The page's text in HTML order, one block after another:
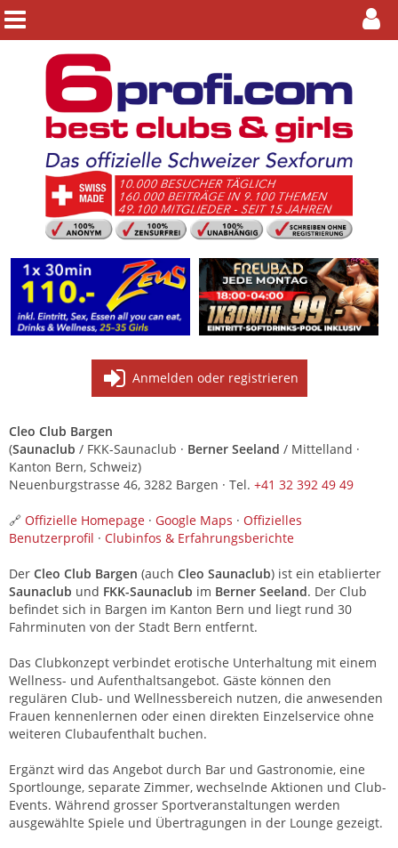
Anmelden oder registrieren
Cleo Club Bargen
(Saunaclub / FKK-Saunaclub · Berner Seeland / Mittelland ·
Kanton Bern, Schweiz)
Neuenburgstrasse 46, 3282 Bargen · Tel. +41 32 392 49 49
🔗 Offizielle Homepage · Google Maps · Offizielles
Benutzerprofil · Clubinfos & Erfahrungsberichte
Der Cleo Club Bargen (auch Cleo Saunaclub) ist ein etablierter
Saunaclub und FKK-Saunaclub im Berner Seeland. Der Club
befindet sich in Bargen im Kanton Bern und liegt rund 30
Fahrminuten von der Stadt Bern entfernt.
Das Clubkonzept verbindet erotische Unterhaltung mit einem
Wellness- und Aufenthaltsangebot. Gäste können den
regulären Club- und Wellnessbereich nutzen, die anwesenden
Frauen kennenlernen oder einen direkten Einzelservice ohne
weiteren Clubaufenthalt buchen.
Ergänzt wird das Angebot durch Bar und Gastronomie, eine
Sportlounge, separate Zimmer, wechselnde Aktionen und Club-
Events. Während grosser Sportveranstaltungen werden
ausgewählte Spiele und Übertragungen in der Lounge gezeigt.